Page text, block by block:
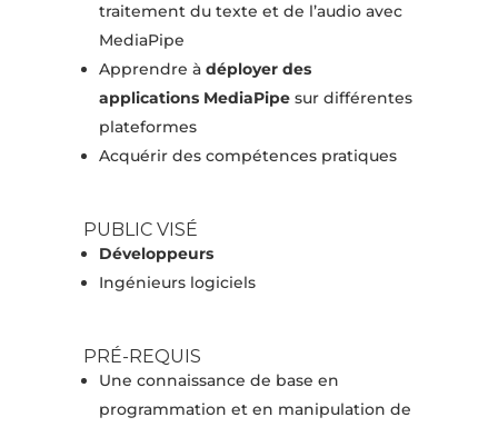
traitement du texte et de l’audio avec
MediaPipe
Apprendre à déployer des
applications MediaPipesur différentes
plateformes
Acquérir des compétences pratiques
PUBLIC VISÉ
Développeurs
Ingénieurs logiciels
PRÉ-REQUIS
Une connaissance de base en
programmation et en manipulation de